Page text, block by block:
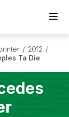
/ 2012 /
Ta Die